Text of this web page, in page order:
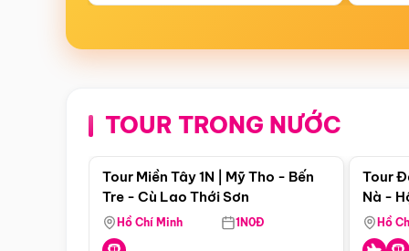
TOUR TRONG NƯỚC
Điểm nổi bật
Tour Miền Tây 1N | Mỹ Tho - Bến
Tre - Cù Lao Thới Sơn
Hồ Chí Minh 1N0Đ
Tour
Nà -
Nha
Hồ